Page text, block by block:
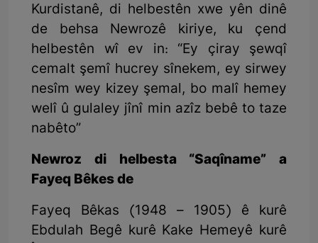
Kurdistanê, di helbestên xwe yên dinê
de behsa Newrozê kiriye, ku çend
helbestên wî ev in: “Ey çiray şewqî
cemalt şemî hucrey sînekem, ey sirwey
nesîm wey kizey şemal, bo malî hemey
welî û gulaley jînî min azîz bebê to taze
nabêto”
Newroz di helbesta “Saqîname” a
Fayeq Bêkes de
Fayeq Bêkas (1948 – 1905) ê kurê
Ebdulah Begê kurê Kake Hemeyê kurê